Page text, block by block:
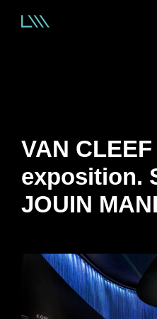
VAN
exposition.
JOUIN